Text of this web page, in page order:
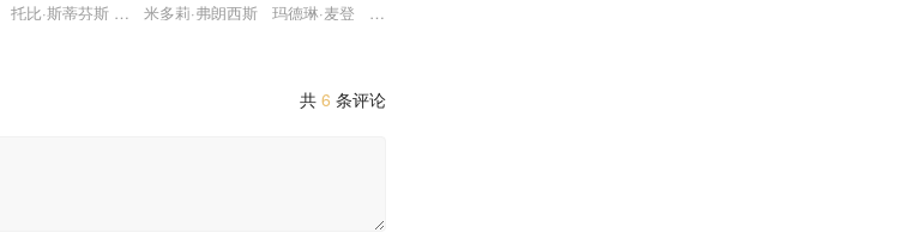
拉德 达林·图恩德 克洛伊·布林
玛塔萨里 Asha Assuncao
托比·斯蒂芬斯 乌米·迈尔斯 Evelyn Towersey 埃罗尔·尚德
米多莉·弗朗西斯 玛德琳·麦登 丹妮尔·麦克唐纳 安娜·亚当斯 Joseph Baldwin
共 6 条评论